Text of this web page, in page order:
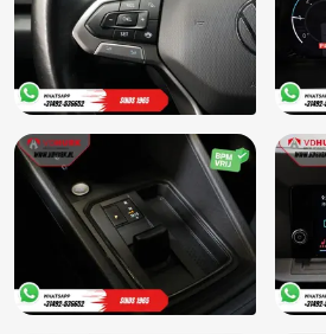
Zijwandbekleding laadruimte